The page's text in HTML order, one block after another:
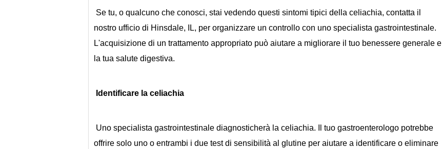
nostro ufficio di Hinsdale, IL, per organizzare un controllo con uno specialista gastrointestinale.
L'acquisizione di un trattamento appropriato può aiutare a migliorare il tuo benessere generale e
la tua salute digestiva.
Identificare la celiachia
offrire solo uno o entrambi i due test di sensibilità al glutine per aiutare a identificare o eliminare